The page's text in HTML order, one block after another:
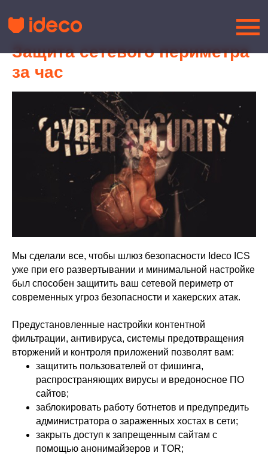
Защита сетевого периметра
за час
Мы сделали все, чтобы шлюз безопасности Ideco ICS
уже при его развертывании и минимальной настройке
был способен защитить ваш сетевой периметр от
современных угроз безопасности и хакерских атак.
Предустановленные настройки контентной
фильтрации, антивируса, системы предотвращения
вторжений и контроля приложений позволят вам:
защитить пользователей от фишинга,
распространяющих вирусы и вредоносное ПО
сайтов;
заблокировать работу ботнетов и предупредить
администратора о зараженных хостах в сети;
закрыть доступ к запрещенным сайтам с
помощью анонимайзеров и TOR;